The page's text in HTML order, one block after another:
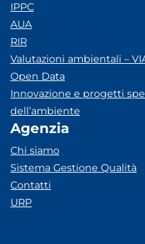
IPPC
AUA
RIR
Valutazioni ambientali –
Open Data
Innovazione e progetti
dell’ambiente
Agenzia
Chi siamo
Sistema Gestione Qualità
Contatti
URP